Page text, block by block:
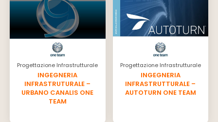
Progettazione Infrastrutturale
INGEGNERIA
INFRASTRUTURALE –
URBANO CANALIS ONE
TEAM
Progettazione Infrastrutturale
INGEGNERIA
INFRASTRUTTURALE –
AUTOTURN ONE TEAM